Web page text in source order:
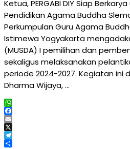
Ketua, PERGABI DIY Siap
Pendidikan Agama Buddha
Perkumpulan Guru Agama
Istimewa Yogyakarta
(MUSDA) I pemilihan dan
sekaligus melaksanakan
periode 2024-2027. Kegiatan ini
Dharma Wijaya, …
WhatsApp
Facebook
Email
X
Telegram